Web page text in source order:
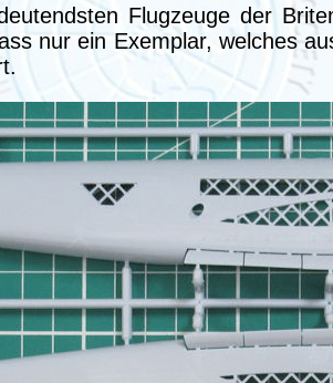
Flugzeuge der
nur ein Exemplar, welches